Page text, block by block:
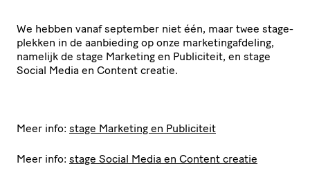
We hebben vanaf september niet één, maar twee stage­
plekken in de aanbieding op onze marke­ting­af­de­ling,
namelijk de stage Marketing en Publiciteit, en stage
Social Media en Content creatie.
Meer info: stage Marketing en Publiciteit
Meer info: stage Social Media en Content creatie